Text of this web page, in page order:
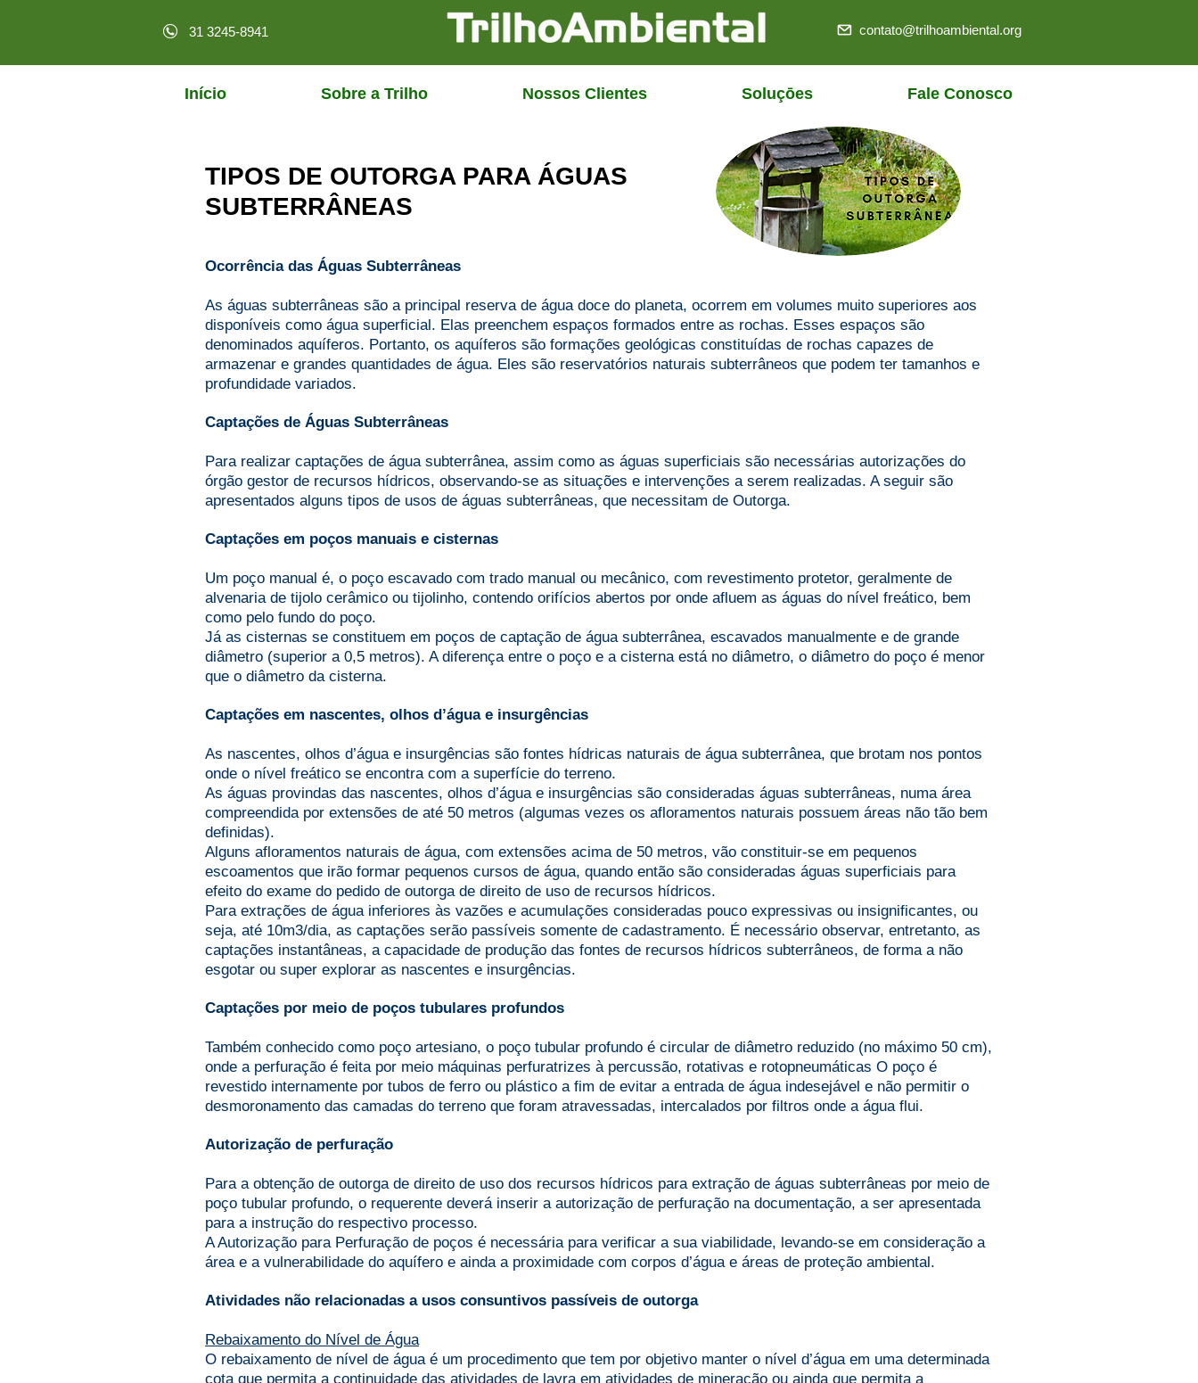
31 3245-8941 contato@trilhoambiental.org
Início Sobre a Trilho Nossos Clientes Soluçōes Fale Conosco
TIPOS DE OUTORGA PARA ÁGUAS
SUBTERRÂNEAS
Ocorrência das Águas Subterrâneas
As águas subterrâneas são a principal reserva de água doce do planeta, ocorrem em volumes muito superiores aos
disponíveis como água superficial. Elas preenchem espaços formados entre as rochas. Esses espaços são
denominados aquíferos. Portanto, os aquíferos são formações geológicas constituídas de rochas capazes de
armazenar e grandes quantidades de água. Eles são reservatórios naturais subterrâneos que podem ter tamanhos e
profundidade variados.
Captações de Águas Subterrâneas
Para realizar captações de água subterrânea, assim como as águas superficiais são necessárias autorizações do
órgão gestor de recursos hídricos, observando-se as situações e intervenções a serem realizadas. A seguir são
apresentados alguns tipos de usos de águas subterrâneas, que necessitam de Outorga.
Captações em poços manuais e cisternas
Um poço manual é, o poço escavado com trado manual ou mecânico, com revestimento protetor, geralmente de
alvenaria de tijolo cerâmico ou tijolinho, contendo orifícios abertos por onde afluem as águas do nível freático, bem
como pelo fundo do poço.
Já as cisternas se constituem em poços de captação de água subterrânea, escavados manualmente e de grande
diâmetro (superior a 0,5 metros). A diferença entre o poço e a cisterna está no diâmetro, o diâmetro do poço é menor
que o diâmetro da cisterna.
Captações em nascentes, olhos d’água e insurgências
As nascentes, olhos d’água e insurgências são fontes hídricas naturais de água subterrânea, que brotam nos pontos
onde o nível freático se encontra com a superfície do terreno.
As águas provindas das nascentes, olhos d’água e insurgências são consideradas águas subterrâneas, numa área
compreendida por extensões de até 50 metros (algumas vezes os afloramentos naturais possuem áreas não tão bem
definidas).
Alguns afloramentos naturais de água, com extensões acima de 50 metros, vão constituir-se em pequenos
escoamentos que irão formar pequenos cursos de água, quando então são consideradas águas superficiais para
efeito do exame do pedido de outorga de direito de uso de recursos hídricos.
Para extrações de água inferiores às vazões e acumulações consideradas pouco expressivas ou insignificantes, ou
seja, até 10m3/dia, as captações serão passíveis somente de cadastramento. É necessário observar, entretanto, as
captações instantâneas, a capacidade de produção das fontes de recursos hídricos subterrâneos, de forma a não
esgotar ou super explorar as nascentes e insurgências.
Captações por meio de poços tubulares profundos
Também conhecido como poço artesiano, o poço tubular profundo é circular de diâmetro reduzido (no máximo 50 cm),
onde a perfuração é feita por meio máquinas perfuratrizes à percussão, rotativas e rotopneumáticas O poço é
revestido internamente por tubos de ferro ou plástico a fim de evitar a entrada de água indesejável e não permitir o
desmoronamento das camadas do terreno que foram atravessadas, intercalados por filtros onde a água flui.
Autorização de perfuração
Para a obtenção de outorga de direito de uso dos recursos hídricos para extração de águas subterrâneas por meio de
poço tubular profundo, o requerente deverá inserir a autorização de perfuração na documentação, a ser apresentada
para a instrução do respectivo processo.
A Autorização para Perfuração de poços é necessária para verificar a sua viabilidade, levando-se em consideração a
área e a vulnerabilidade do aquífero e ainda a proximidade com corpos d’água e áreas de proteção ambiental.
Atividades não relacionadas a usos consuntivos passíveis de outorga
Rebaixamento do Nível de Água
O rebaixamento de nível de água é um procedimento que tem por objetivo manter o nível d’água em uma determinada
cota que permita a continuidade das atividades de lavra em atividades de mineração ou ainda que permita a